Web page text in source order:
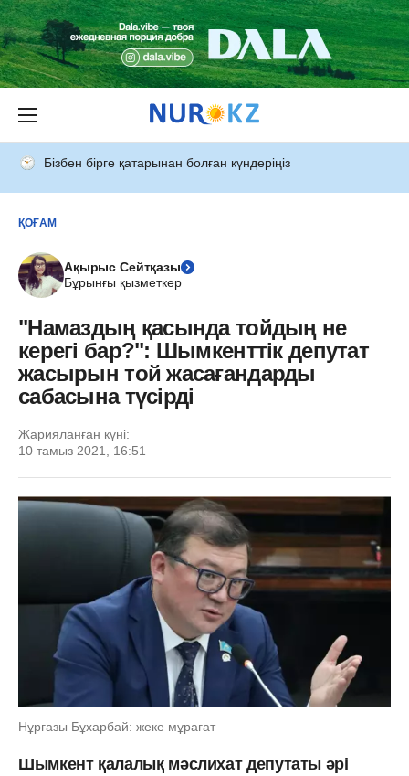
Бізбен бірге қатарынан болған күндеріңіз
ҚОҒАМ
Ақырыс Сейтқазы
Бұрынғы қызметкер
"Намаздың қасында тойдың не
керегі бар?": Шымкенттік депутат
жасырын той жасағандарды
сабасына түсірді
Жарияланған күні:
10 тамыз 2021, 16:51
Нұрғазы Бұхарбай: жеке мұрағат
Шымкент қалалық мәслихат депутаты әрі